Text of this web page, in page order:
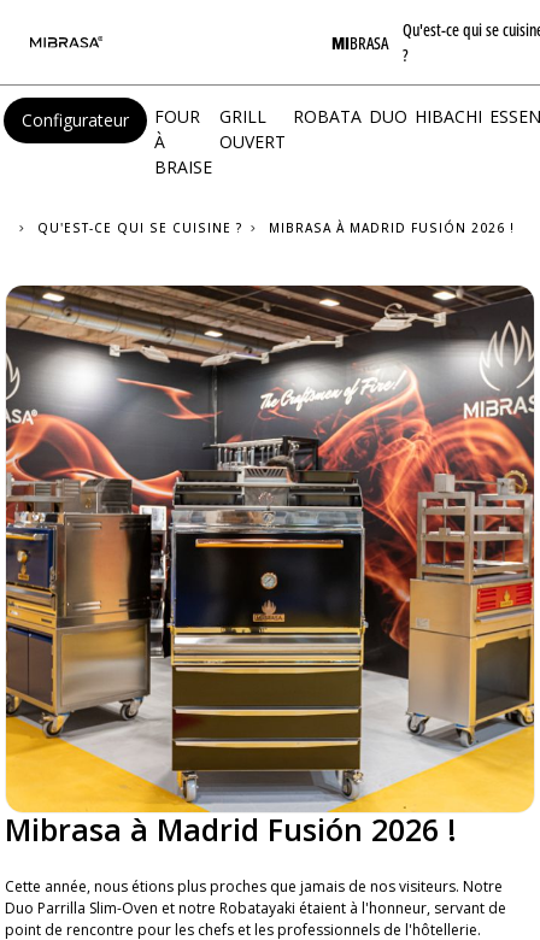
MIBRASA
Qu'est-ce qui se
?
Configurateur
FOUR
À
BRAISE
GRILL
OUVERT
ROBATA DUO HIBACHI
QU'EST-CE QUI SE CUISINE ? MIBRASA À MADRID FUSIÓN 2026 !
Mibrasa à Madrid Fusión 2026 !
Cette année, nous étions plus proches que jamais de nos visiteurs. Notre
Duo Parrilla Slim-Oven et notre Robatayaki étaient à l'honneur, servant de
point de rencontre pour les chefs et les professionnels de l'hôtellerie.